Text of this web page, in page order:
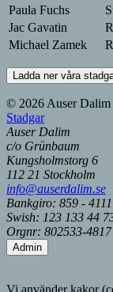
Paula Fuchs
Jac Gavatin
Michael Zamek
Ladda ner våra
© 2026 Auser Dalim
Stadgar
Auser Dalim
c/o Grünbaum
Kungsholmstorg 6
112 21 Stockholm
info@auserdalim.se
Bankgiro: 859 - 4111
Swish: 123 133 44
Orgnr: 802533-4817
Admin
Vi använder kakor